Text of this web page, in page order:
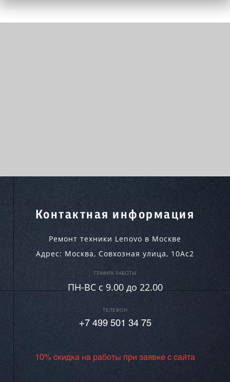
Контактная информация
Ремонт техники Lenovo в Москве
Адрес: Москва, Совхозная улица, 10Ас2
ГРАФИК РАБОТЫ
ПН-ВC c 9.00 до 22.00
ТЕЛЕФОН
+7 499 501 34 75
10% скидка на работы при заявке с сайта